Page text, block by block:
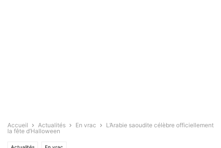
Accueil Actualités En vrac
L’Arabie saoudite célèbre officiellement
la fête d’Halloween